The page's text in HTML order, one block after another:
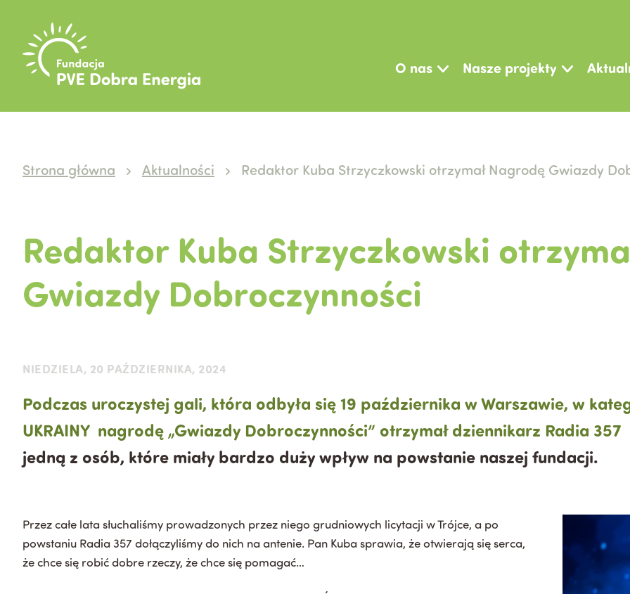
O nas
Nasze projekty
Strona główna Aktualności Redaktor Kuba Strzyczkowski otrzymał Nagrodę Gwiazdy
Redaktor Kuba Strzyczkowski
Gwiazdy Dobroczynności
NIEDZIELA, 20 PAŹDZIERNIKA, 2024
Podczas uroczystej gali, która odbyła się 19 października w Warszawie, w
UKRAINY nagrodę „Gwiazdy Dobroczynności” otrzymał dziennikarz Radia
jedną z osób, które miały bardzo duży wpływ na powstanie naszej fundacji.
Przez całe lata słuchaliśmy prowadzonych przez niego grudniowych licytacji w Trójce, a po
powstaniu Radia 357 dołączyliśmy do nich na antenie. Pan Kuba sprawia, że otwierają się serca,
że chce się robić dobre rzeczy, że chce się pomagać…